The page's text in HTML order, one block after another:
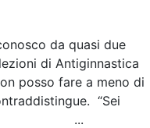
da quasi due
di Antiginnastica
posso fare a meno di
“Sei
...